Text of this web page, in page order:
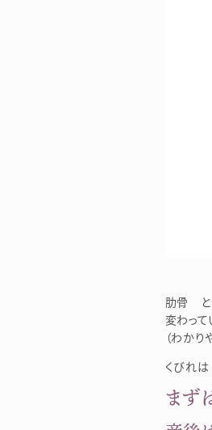
肋骨
変わって
（わか
くびれ
まず